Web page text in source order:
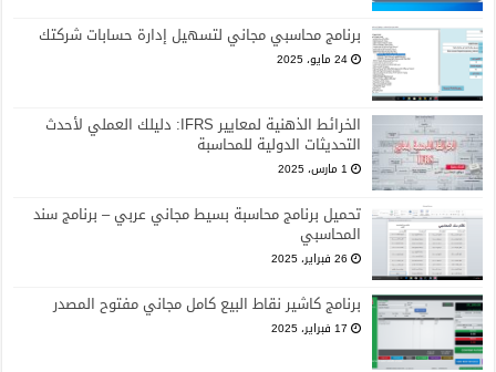
برنامج محاسبي مجاني لتسهيل إدارة حسابات شركتك
24 مايو، 2025
الخرائط الذهنية لمعايير IFRS: دليلك العملي لأحدث
التحديثات الدولية للمحاسبة
1 مارس، 2025
تحميل برنامج محاسبة بسيط مجاني عربي – برنامج سند
المحاسبي
26 فبراير، 2025
برنامج كاشير نقاط البيع كامل مجاني مفتوح المصدر
17 فبراير، 2025